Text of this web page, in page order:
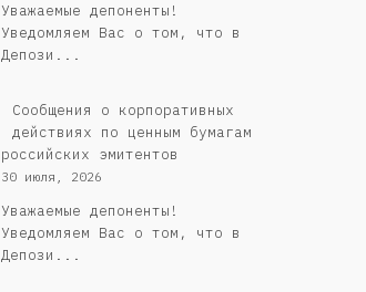
Уважаемые депоненты!
Уведомляем Вас о том, что в
Депози...
Cообщения о корпоративных
действиях по ценным бумагам
российских эмитентов
30 июля, 2026
Уважаемые депоненты!
Уведомляем Вас о том, что в
Депози...